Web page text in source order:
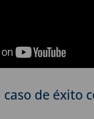
caso de éxito